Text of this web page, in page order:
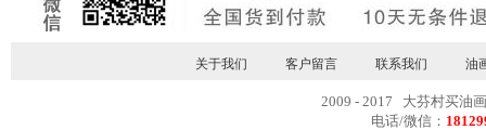
关于我们 客户留言 联系我们 油
2009 - 2017 大芬村买油
电话/微信：